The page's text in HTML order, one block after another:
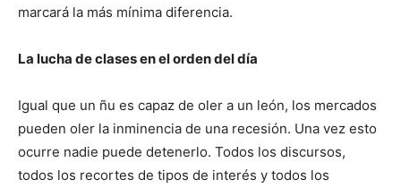
marcará la más mínima diferencia.
La lucha de clases en el orden del día
Igual que un ñu es capaz de oler a un león, los mercados
pueden oler la inminencia de una recesión. Una vez esto
ocurre nadie puede detenerlo. Todos los discursos,
todos los recortes de tipos de interés y todos los